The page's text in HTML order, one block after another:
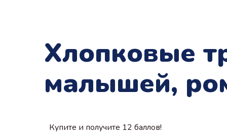
Хлопковые
малышей,
Купите и получите 12 баллов!